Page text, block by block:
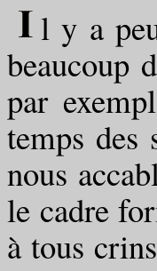
l y a
beaucoup
par
temps des
nous
le cadre
à tous